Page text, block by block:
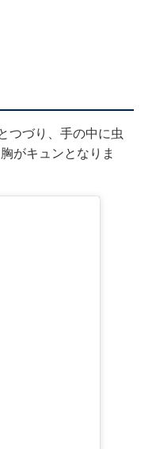
つづり、手の中に虫
がキュンとなりま